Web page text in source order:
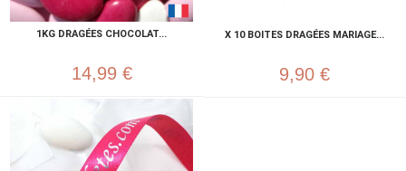
1KG DRAGÉES CHOCOLAT...
14,99 €
X 10 BOITES DRAGÉES MARIAGE...
9,90 €